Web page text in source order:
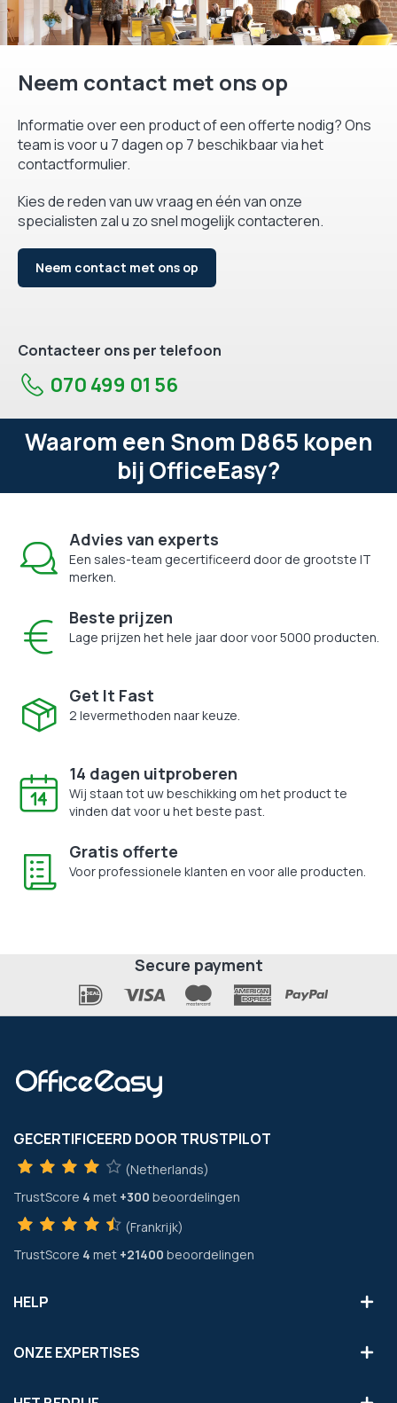
Neem contact met ons op
Informatie over een product of een offerte nodig? Ons
team is voor u 7 dagen op 7 beschikbaar via het
contactformulier.
Kies de reden van uw vraag en één van onze
specialisten zal u zo snel mogelijk contacteren.
Neem contact met ons op
Contacteer ons per telefoon
070 499 01 56
Waarom een Snom D865 kopen
bij OfficeEasy?
Advies van experts
Een sales-team gecertificeerd door de grootste IT
merken.
Beste prijzen
Lage prijzen het hele jaar door voor 5000 producten.
Get It Fast
2 levermethoden naar keuze.
14 dagen uitproberen
Wij staan tot uw beschikking om het product te
vinden dat voor u het beste past.
Gratis offerte
Voor professionele klanten en voor alle producten.
Secure payment
GECERTIFICEERD DOOR TRUSTPILOT
(Netherlands)
TrustScore 4 met +300 beoordelingen
(Frankrijk)
TrustScore 4 met +21400 beoordelingen
HELP
ONZE EXPERTISES